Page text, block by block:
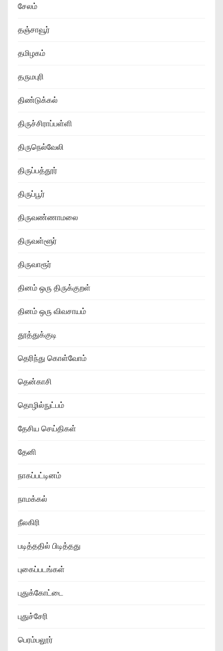
சேலம்
தஞ்சாவூர்
தமிழகம்
தருமபுரி
திண்டுக்கல்
திருச்சிராப்பள்ளி
திருநெல்வேலி
திருப்பத்தூர்
திருப்பூர்
திருவண்ணாமலை
திருவள்ளூர்
திருவாரூர்
தினம் ஒரு திருக்குறள்
தினம் ஒரு விவசாயம்
தூத்துக்குடி
தெரிந்து கொள்வோம்
தென்காசி
தொழில்நுட்பம்
தேசிய செய்திகள்
தேனி
நாகப்பட்டினம்
நாமக்கல்
நீலகிரி
படித்ததில் பிடித்தது
புகைப்படங்கள்
புதுக்கோட்டை
புதுச்சேரி
பெரம்பலூர்